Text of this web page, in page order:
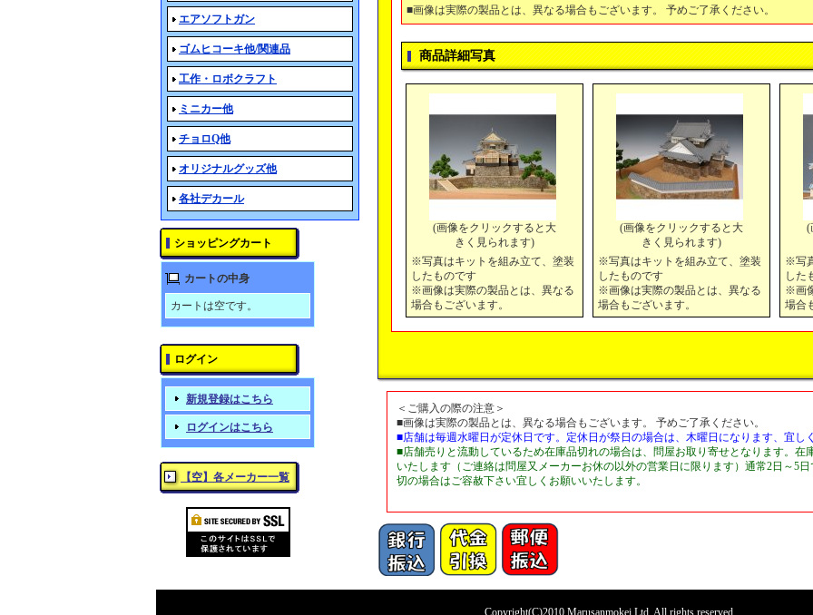
エアソフトガン
ゴムヒコーキ他/関連品
工作・ロボクラフト
ミニカー他
チョロQ他
オリジナルグッズ他
各社デカール
ショッピングカート
カートの中身
カートは空です。
ログイン
新規登録はこちら
ログインはこちら
【空】各メーカー一覧
■画像は実際の製品とは、異なる場合もございます。 予めご了承ください。
商品詳細写真
(画像をクリックすると大
きく見られます)
※写真はキットを組み立て、塗装
したものです
※画像は実際の製品とは、異なる
場合もございます。
(画像をクリックすると大
きく見られます)
※写真はキットを組み立て、塗装
したものです
※画像は実際の製品とは、異なる
場合もございます。
(
※写
した
※画
場合
＜ご購入の際の注意＞
■画像は実際の製品とは、異なる場合もございます。 予めご了承ください。
■店舗は毎週水曜日が定休日です。定休日が祭日の場合は、木曜日になります、宜し
■店舗売りと流動しているため在庫品切れの場合は、問屋お取り寄せとなります。在
いたします（ご連絡は問屋又メーカーお休の以外の営業日に限ります）通常2日～5
切の場合はご容赦下さい宜しくお願いいたします。
Copyright(C)2010 Marusanmokei Ltd. All rights reserved.